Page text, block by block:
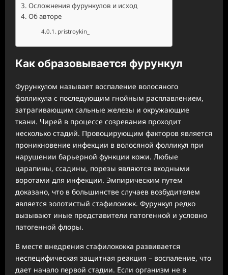
Осложнения фурункулов и исход
Об авторе
pristroykin_
Как образовывается фурункул
Фурункулом называет воспаление волосяного
фолликула с последующим гнойным расплавлением,
затрагивающим сальные железы и окружающие
ткани. Чирей в процессе созревания проходит
несколько стадий. Провоцирующим факторов является
проникновение инфекции в волосяной фолликул при
нарушении барьерной функции кожи. Любые
царапины, ссадины, порезы являются входными
воротами для инфекции. Эмпирическим путем
доказано, что в большинстве случаев возбудителем
является золотистый стафилококк. Фурункул редко
вызывают иные представители патогенной и условно
патогенной флоры.
В месте внедрения стафилококка развивается
неспецифическая защитная реакция – воспаление, что
дает начало первой стадии. Если организм не в